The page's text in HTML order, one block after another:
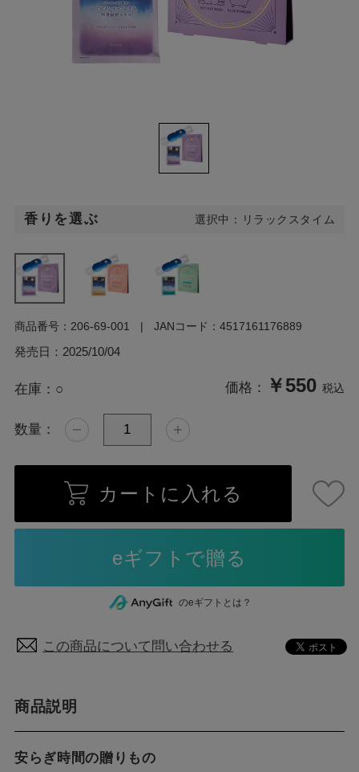
香りを選ぶ 選択中：リラックスタイム
発売日： 2025/10/04
商品番号： 206-69-001 JANコード： 4517161176889
在庫： ○ 価格： ￥550 税込
数量：
カートに入れる
のeギフトとは？
この商品について問い合わせる
商品説明
安らぎ時間の贈りもの